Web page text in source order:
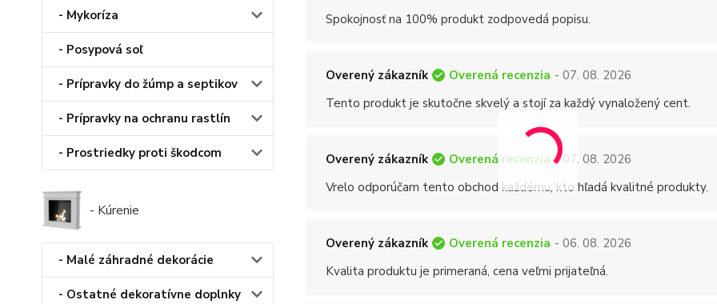
- Mykoríza
- Posypová soľ
- Prípravky do žúmp a septikov
- Prípravky na ochranu rastlín
- Prostriedky proti škodcom
- Kúrenie
- Malé záhradné dekorácie
- Ostatné dekoratívne doplnky
Spokojnosť na 100% produkt zodpovedá popisu.
Overený zákazník Overená recenzia - 07. 08. 2026
Tento produkt je skutočne skvelý a stojí za každý vynaložený cent.
Overený zákazník Overená recenzia - 07. 08. 2026
Vrelo odporúčam tento obchod každému, kto hľadá kvalitné produkty.
Overený zákazník Overená recenzia - 06. 08. 2026
Kvalita produktu je primeraná, cena veľmi prijateľná.